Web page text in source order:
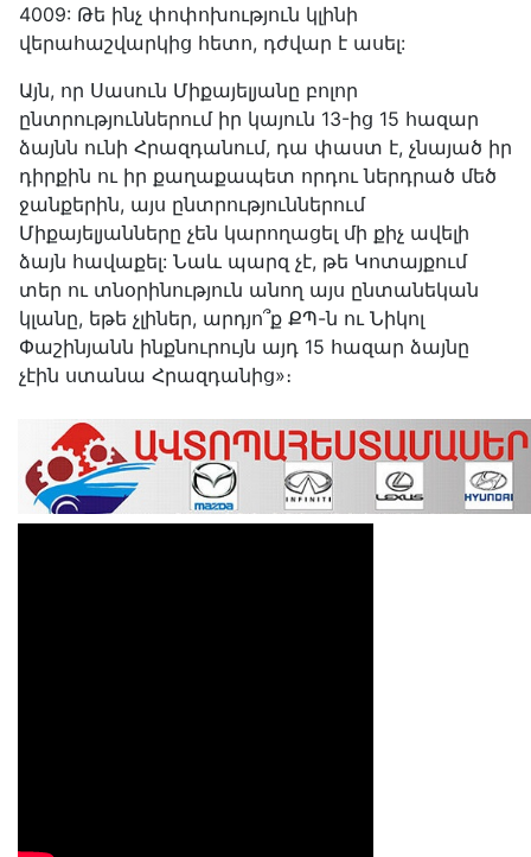
4009: Թե ինչ փոփոխություն կլինի
վերահաշվարկից հետո, դժվար է ասել:
Այն, որ Սասուն Միքայելյանը բոլոր
ընտրություններում իր կայուն 13-ից 15 հազար
ձայնն ունի Հրազդանում, դա փաստ է, չնայած իր
դիրքին ու իր քաղաքապետ որդու ներդրած մեծ
ջանքերին, այս ընտրություններում
Միքայելյանները չեն կարողացել մի քիչ ավելի
ձայն հավաքել: Նաև պարզ չէ, թե Կոտայքում
տեր ու տնօրինություն անող այս ընտանեկան
կլանը, եթե չլիներ, արդյո՞ք ՔՊ-ն ու Նիկոլ
Փաշինյանն ինքնուրույն այդ 15 հազար ձայնը
չէին ստանա Հրազդանից»։